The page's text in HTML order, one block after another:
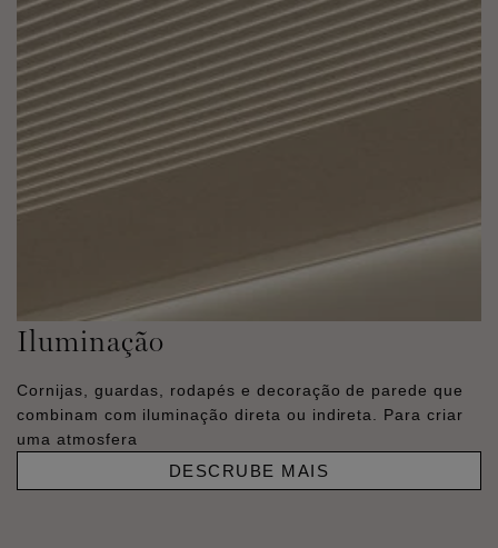
Iluminação
Cornijas, guardas, rodapés e decoração de parede que
combinam com iluminação direta ou indireta. Para criar
uma atmosfera
DESCRUBE MAIS